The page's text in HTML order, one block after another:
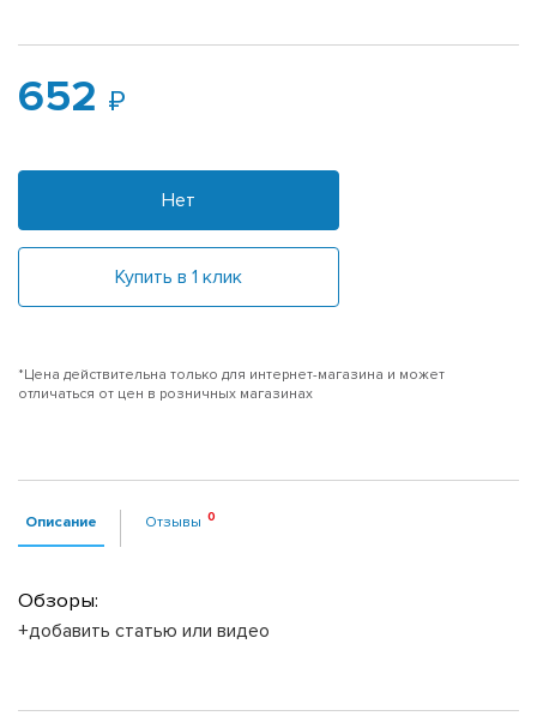
652
Нет
Купить в 1 клик
*Цена действительна только для интернет-магазина и может
отличаться от цен в розничных магазинах
Описание Отзывы
Обзоры:
+добавить статью или видео